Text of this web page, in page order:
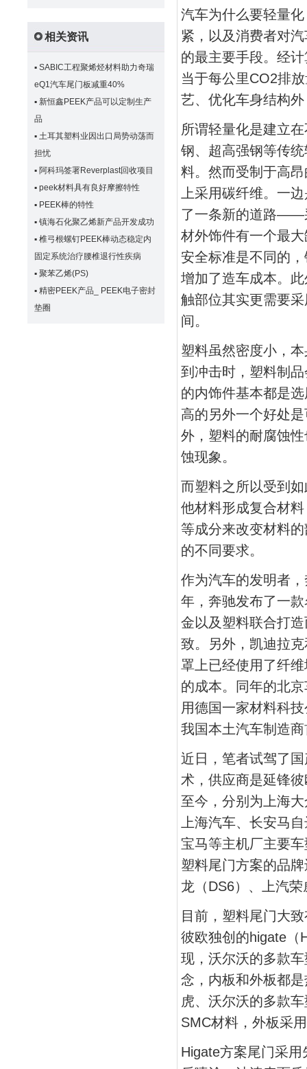
相关资讯
▪ SABIC工程聚烯烃材料助力奇瑞
eQ1汽车尾门板减重40%
▪ 新恒鑫PEEK产品可以定制生产
品
▪ 土耳其塑料业因出口局势动荡而
担忧
▪ 阿科玛签署Reverplast回收项目
▪ peek材料具有良好摩擦特性
▪ PEEK棒的特性
▪ 镇海石化聚乙烯新产品开发成功
▪ 椎弓根螺钉PEEK棒动态稳定内
固定系统治疗腰椎退行性疾病
▪ 聚苯乙烯(PS)
▪ 精密PEEK产品_ PEEK电子密封
垫圈
汽车为什么要轻量
紧，以及消费者对
的最主要手段。经
当于每公里CO2排
艺、优化车身结构
所谓轻量化是建立
钢、超高强钢等传
料。然而受制于高
上采用碳纤维。一
了一条新的道路——
材外饰件有一个最
安全标准是不同的
增加了造车成本。
触部位其实更需要
间。
塑料虽然密度小，
到冲击时，塑料制
的内饰件基本都是
高的另外一个好处
外，塑料的耐腐蚀
蚀现象。
而塑料之所以受到
他材料形成复合材
等成分来改变材料
的不同要求。
作为汽车的发明者
年，奔驰发布了一
金以及塑料联合打
致。另外，凯迪拉
罩上已经使用了纤
的成本。同年的北
用德国一家材料科
我国本土汽车制造
近日，笔者试驾了
术，供应商是延锋
至今，分别为上海
上海汽车、长安马
宝马等主机厂主要
塑料尾门方案的品
龙（DS6）、上汽
目前，塑料尾门大
彼欧独创的higate（
现，沃尔沃的多款
念，内板和外板都
虎、沃尔沃的多款
SMC材料，外板采
Higate方案尾门采